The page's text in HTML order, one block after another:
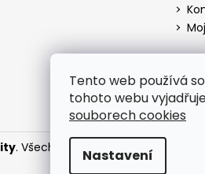
Tento web používá
tohoto webu
souborech cookies
Nastavení
. Všechna práva vyhrazena.